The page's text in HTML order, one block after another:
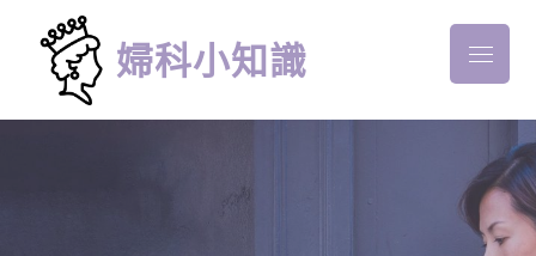
content
婦科小知識 Menu